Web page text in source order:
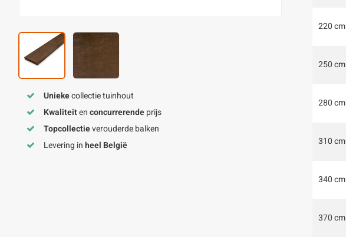
Uniekecollectie tuinhout
Kwaliteitenconcurrerendeprijs
Topcollectieverouderde balken
Levering inheel België
220 cm
250 cm
280 cm
310 cm
340 cm
370 cm